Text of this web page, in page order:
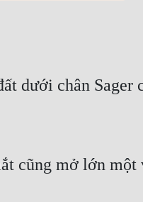
dưới chân Sager
cũng mở lớn một